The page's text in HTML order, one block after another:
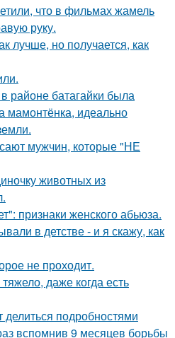
что в фильмах жамель
руку.
лучше, но получается, как
районе батагайки была
мамонтёнка, идеально
мужчин, которые "НЕ
животных из
признаки женского абьюза.
в детстве - и я скажу, как
не проходит.
даже когда есть
подробностями
вспомнив 9 месяцев борьбы